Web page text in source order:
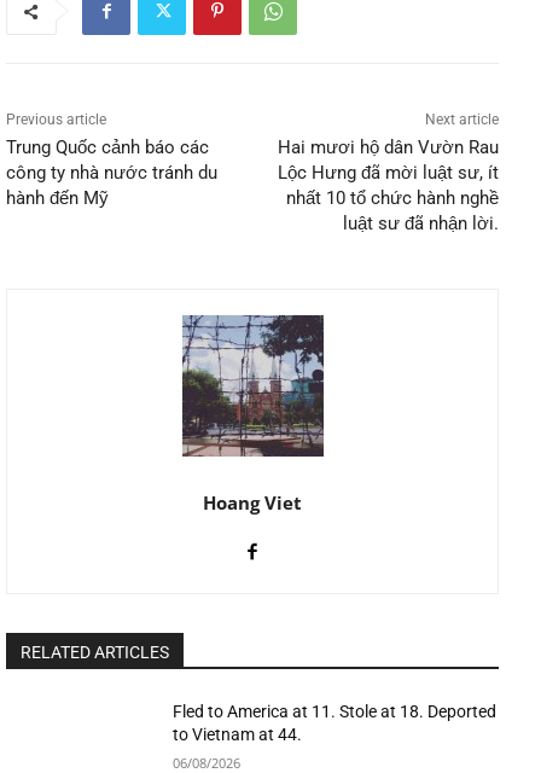
Previous article
Trung Quốc cảnh báo các
công ty nhà nước tránh du
hành đến Mỹ
Next article
Hai mươi hộ dân Vườn Rau
Lộc Hưng đã mời luật sư, ít
nhất 10 tổ chức hành nghề
luật sư đã nhận lời.
Hoang Viet
RELATED ARTICLES
Fled to America at 11. Stole at 18. Deported
to Vietnam at 44.
06/08/2026